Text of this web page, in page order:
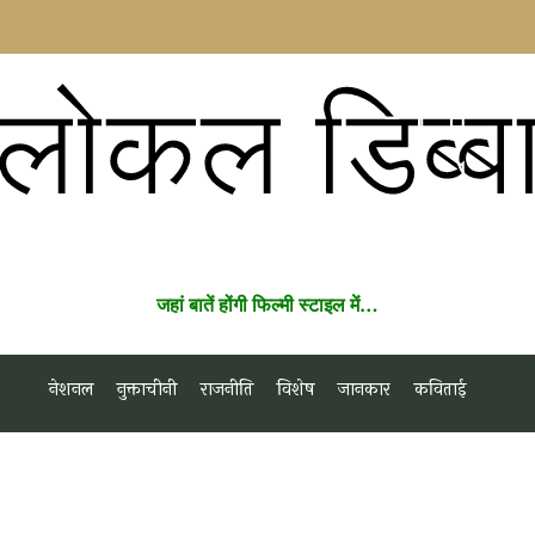
जहां बातें होंगी फिल्मी स्टाइल में…
नेशनल नुक्ताचीनी राजनीति विशेष जानकार कविताई